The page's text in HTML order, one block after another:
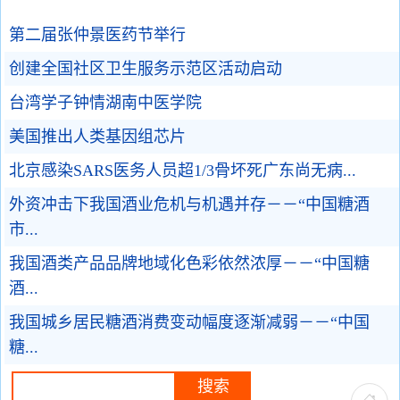
第二届张仲景医药节举行
创建全国社区卫生服务示范区活动启动
台湾学子钟情湖南中医学院
美国推出人类基因组芯片
北京感染SARS医务人员超1/3骨坏死广东尚无病...
外资冲击下我国酒业危机与机遇并存－－“中国糖酒
市...
我国酒类产品品牌地域化色彩依然浓厚－－“中国糖
酒...
我国城乡居民糖酒消费变动幅度逐渐减弱－－“中国
糖...